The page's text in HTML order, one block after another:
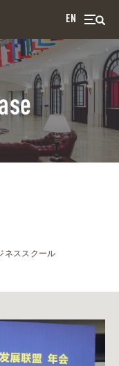
EN
ネススクール